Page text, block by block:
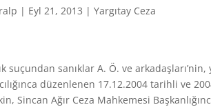
| Eyl 21, 2013 |Yargıtay Ceza
suçundan sanıklar A. Ö. ve
düzenlenen 17.12.2004 tarihli ve
Sincan Ağır Ceza Mahkemesi